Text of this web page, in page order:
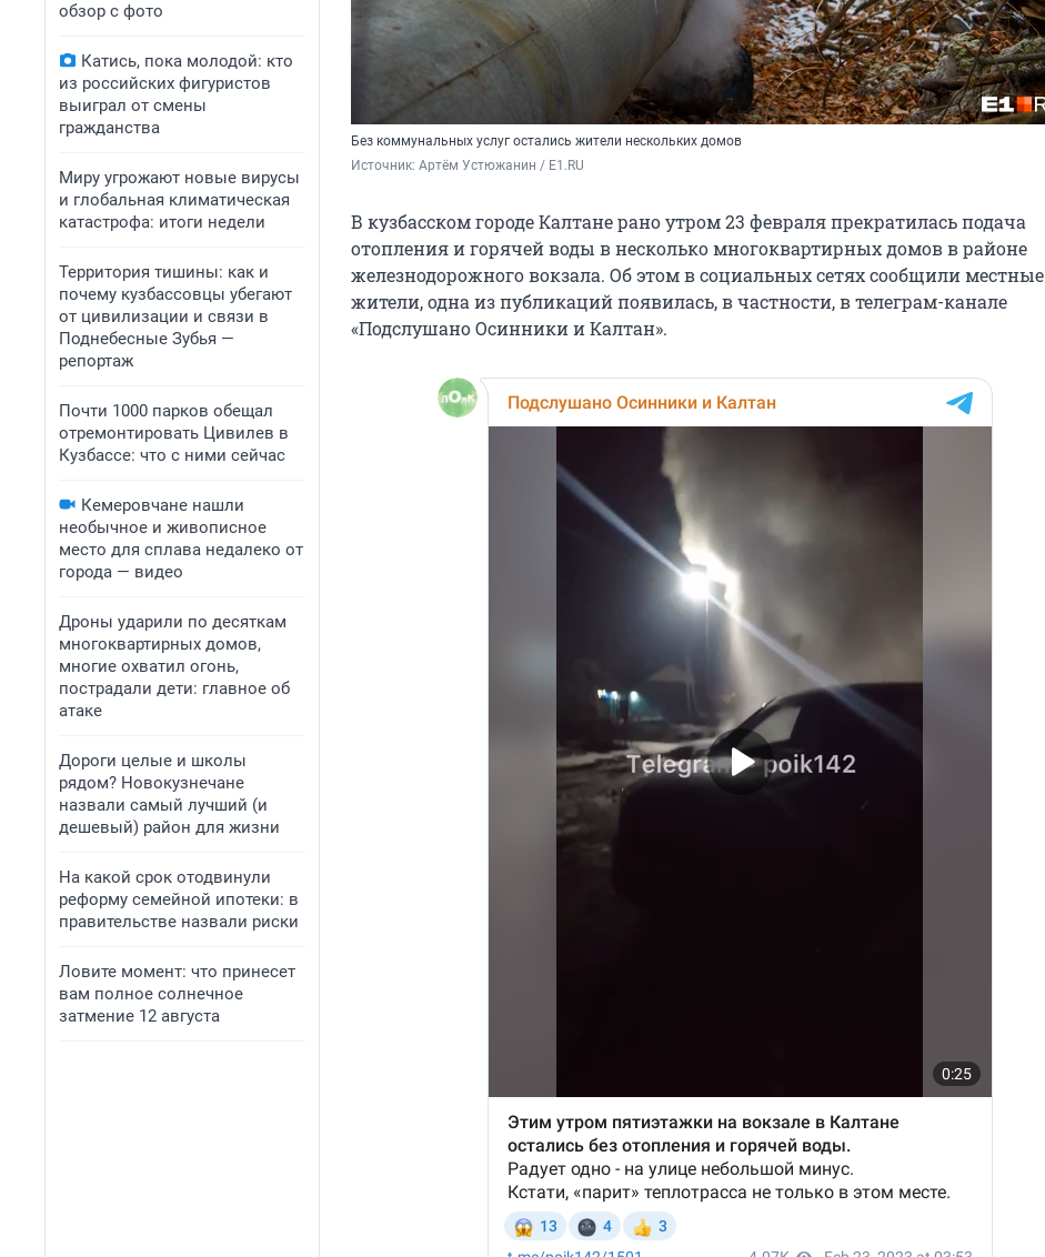
обзор с фото
Катись, пока молодой: кто
из российских фигуристов
выиграл от смены
гражданства
Миру угрожают новые вирусы
и глобальная климатическая
катастрофа: итоги недели
Территория тишины: как и
почему кузбассовцы убегают
от цивилизации и связи в
Поднебесные Зубья —
репортаж
Почти 1000 парков обещал
отремонтировать Цивилев в
Кузбассе: что с ними сейчас
Кемеровчане нашли
необычное и живописное
место для сплава недалеко от
города — видео
Дроны ударили по десяткам
многоквартирных домов,
многие охватил огонь,
пострадали дети: главное об
атаке
Дороги целые и школы
рядом? Новокузнечане
назвали самый лучший (и
дешевый) район для жизни
На какой срок отодвинули
реформу семейной ипотеки: в
правительстве назвали риски
Ловите момент: что принесет
вам полное солнечное
затмение 12 августа
Без коммунальных услуг остались жители нескольких домов
Источник: Артём Устюжанин / E1.RU
В кузбасском городе Калтане рано утром 23 февраля прекратилась подача
отопления и горячей воды в несколько многоквартирных домов в районе
железнодорожного вокзала. Об этом в социальных сетях сообщили местные
жители, одна из публикаций появилась, в частности, в телеграм-канале
«Подслушано Осинники и Калтан».